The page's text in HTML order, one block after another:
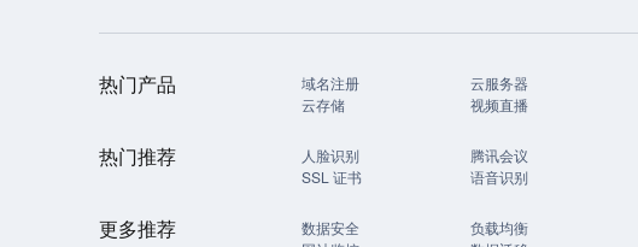
热门产品 域名注册 云服务器
云存储
视频直播
热门推荐 人脸识别 腾讯会议
SSL 证书
语音识别
更多推荐 数据安全 负载均衡